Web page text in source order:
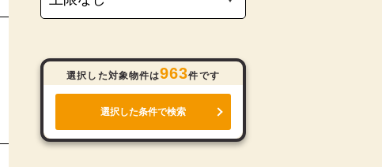
選択した対象物件は963件です
選択した条件で検索